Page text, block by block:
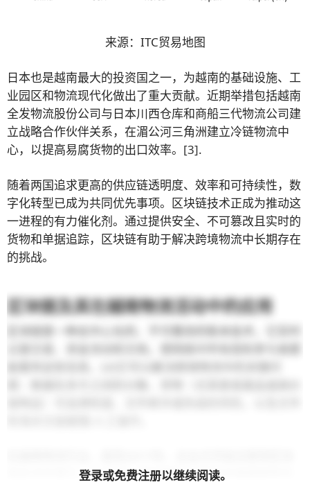
来源：ITC贸易地图
日本也是越南最大的投资国之一，为越南的基础设施、工
业园区和物流现代化做出了重大贡献。近期举措包括越南
全发物流股份公司与日本川西仓库和商船三代物流公司建
立战略合作伙伴关系，在湄公河三角洲建立冷链物流中
心，以提高易腐货物的出口效率。 [3].
随着两国追求更高的供应链透明度、效率和可持续性，数
字化转型已成为共同优先事项。区块链技术正成为推动这
一进程的有力催化剂。通过提供安全、不可篡改且实时的
货物和单据追踪，区块链有助于解决跨境物流中长期存在
的挑战。
区块链及其在越南物流活动中的应用
链技术的潜力。[5]目前，区块链技术正逐步被越南物流
登录或免费注册以继续阅读。